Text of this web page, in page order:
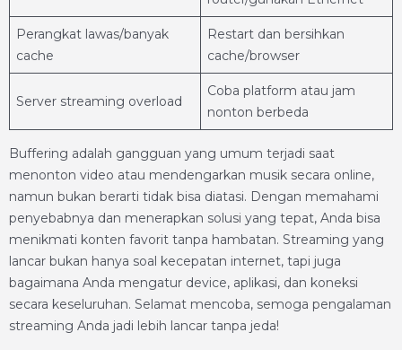
Perangkat lawas/banyak
cache
Restart dan bersihkan
cache/browser
Server streaming overload
Coba platform atau jam
nonton berbeda
Buffering adalah gangguan yang umum terjadi saat
menonton video atau mendengarkan musik secara online,
namun bukan berarti tidak bisa diatasi. Dengan memahami
penyebabnya dan menerapkan solusi yang tepat, Anda bisa
menikmati konten favorit tanpa hambatan. Streaming yang
lancar bukan hanya soal kecepatan internet, tapi juga
bagaimana Anda mengatur device, aplikasi, dan koneksi
secara keseluruhan. Selamat mencoba, semoga pengalaman
streaming Anda jadi lebih lancar tanpa jeda!